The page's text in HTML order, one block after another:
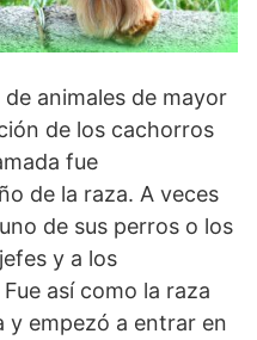
animales de mayor
de los cachorros
fue
de la raza. A veces
de sus perros o los
y a los
así como la raza
y empezó a entrar en